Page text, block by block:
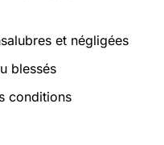
et négligées
blessés
conditions